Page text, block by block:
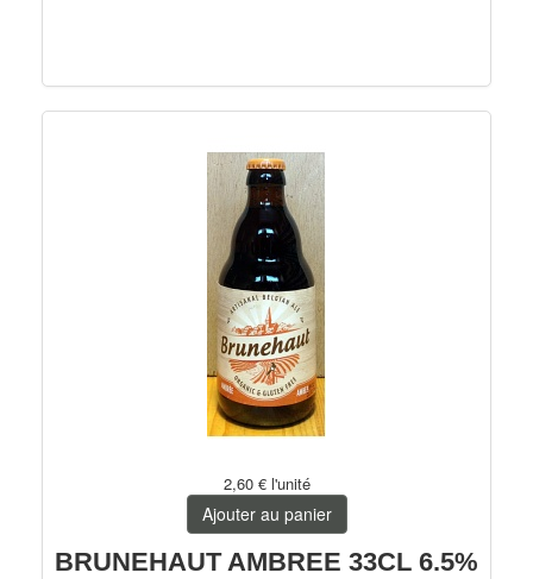
2,60 € l'unité
Ajouter au panier
BRUNEHAUT AMBREE 33CL 6.5%